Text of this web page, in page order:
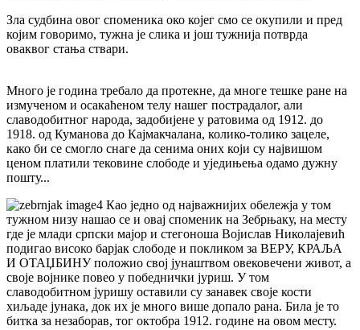
Зла судбина овог споменика око којег смо се окупили и пред
којим говоримо, тужна је слика и још тужнија потврда
оваквог стања ствари.
Много је година требало да протекне, да многе тешке ране на
измученом и осакаћеном телу нашег пострадалог, али
славодобитног народа, задобијене у ратовима од 1912. до
1918. од Куманова до Кајмакчалана, колико-толико зацеле,
како би се смогло снаге да сенима оних који су највишом
ценом платили тековине слободе и уједињења одамо дужну
пошту...
Као једно од најважнијих обележја у том
тужном низу нашао се и овај споменик на Зебрњаку, на месту
где је млади српски мајор и стегоноша Војислав Николајевић
подигао високо барјак слободе и покликом за ВЕРУ, КРАЉА
И ОТАЏБИНУ положио свој јунаштвом овековечени живот, а
своје војнике повео у победнички јуриш. У том
славодобитном јуришу оставили су занавек своје кости
хиљаде јунака, док их је много више допало рана. Била је то
битка за незаборав, тог октобра 1912. године на овом месту.